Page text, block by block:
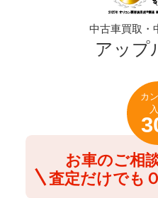
中古車買取・
アップ
お車のご相
査定だけでも
カ